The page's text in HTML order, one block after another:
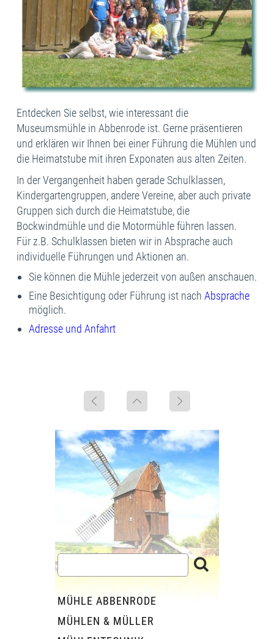
Entdecken Sie selbst, wie interessant die
Museumsmühle in Abbenrode ist. Gerne präsentieren
und erklären wir Ihnen bei einer Führung die Mühlen und
die Heimatstube mit ihren Exponaten aus alten Zeiten.
In der Vergangenheit haben gerade Schulklassen,
Kindergartengruppen, andere Vereine, aber auch private
Gruppen sich durch die Heimatstube, die
Bockwindmühle und die Motormühle führen lassen.
Für z.B. Schulklassen bieten wir in Absprache auch
individuelle Führungen und Aktionen an.
Sie können die Mühle jederzeit von außen anschauen.
Eine Besichtigung oder Führung ist nach Absprache
möglich.
Adresse und Anfahrt
MÜHLE ABBENRODE
MÜHLEN & MÜLLER